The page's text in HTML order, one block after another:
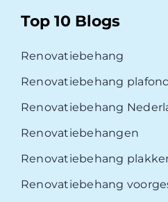
Top 10 Blogs
Renovatiebehang
Renovatiebehang
Renovatiebehang
Renovatiebehangen
Renovatiebehang
Renovatiebehang